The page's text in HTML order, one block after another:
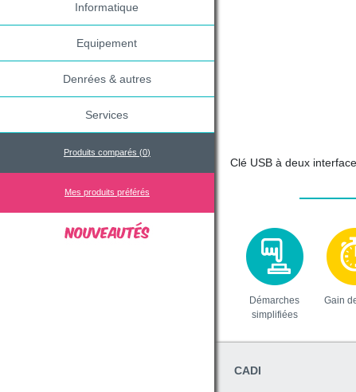
Informatique
Equipement
Denrées & autres
Services
Produits comparés (0)
Mes produits préférés
Clé USB à deux
Démarches
simplifiées
Gain
CADI